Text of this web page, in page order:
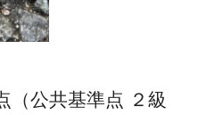
（公共基準点 ２級